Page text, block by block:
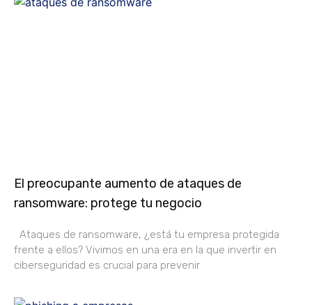
El preocupante aumento de ataques de
ransomware: protege tu negocio
Ataques de ransomware, ¿está tu empresa protegida
frente a ellos? Vivimos en una era en la que invertir en
ciberseguridad es crucial para prevenir